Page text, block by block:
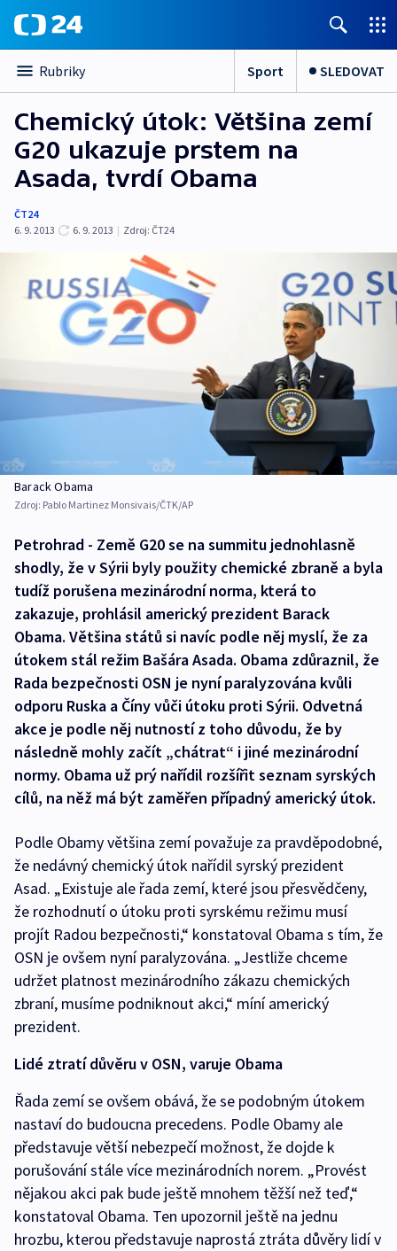
Rubriky Sport SLEDOVAT
Chemický útok: Většina zemí
G20 ukazuje prstem na
Asada, tvrdí Obama
ČT24
6. 9. 2013
6. 9. 2013 | Zdroj: ČT24
Barack Obama
Zdroj: Pablo Martinez Monsivais/ČTK/AP
Petrohrad - Země G20 se na summitu jednohlasně
shodly, že v Sýrii byly použity chemické zbraně a byla
tudíž porušena mezinárodní norma, která to
zakazuje, prohlásil americký prezident Barack
Obama. Většina států si navíc podle něj myslí, že za
útokem stál režim Bašára Asada. Obama zdůraznil, že
Rada bezpečnosti OSN je nyní paralyzována kvůli
odporu Ruska a Číny vůči útoku proti Sýrii. Odvetná
akce je podle něj nutností z toho důvodu, že by
následně mohly začít „chátrat“ i jiné mezinárodní
normy. Obama už prý nařídil rozšířit seznam syrských
cílů, na něž má být zaměřen případný americký útok.
Podle Obamy většina zemí považuje za pravděpodobné,
že nedávný chemický útok nařídil syrský prezident
Asad. „Existuje ale řada zemí, které jsou přesvědčeny,
že rozhodnutí o útoku proti syrskému režimu musí
projít Radou bezpečnosti,“ konstatoval Obama s tím, že
OSN je ovšem nyní paralyzována. „Jestliže chceme
udržet platnost mezinárodního zákazu chemických
zbraní, musíme podniknout akci,“ míní americký
prezident.
Lidé ztratí důvěru v OSN, varuje Obama
Řada zemí se ovšem obává, že se podobným útokem
nastaví do budoucna precedens. Podle Obamy ale
představuje větší nebezpečí možnost, že dojde k
porušování stále více mezinárodních norem. „Provést
nějakou akci pak bude ještě mnohem těžší než teď,“
konstatoval Obama. Ten upozornil ještě na jednu
hrozbu, kterou představuje naprostá ztráta důvěry lidí v